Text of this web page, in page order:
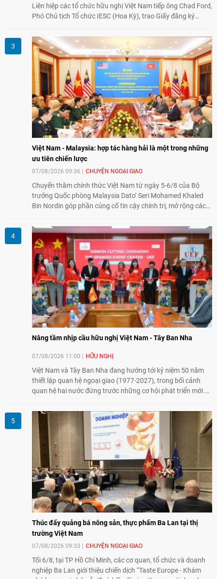
Liên hiệp các tổ chức hữu nghị Việt Nam tiếp ông Chad Ford,
Phó Chủ tịch Tổ chức IESC (Hoa Kỳ), trao Giấy đăng ký
đổi về định hướng triển khai Dự án "Mở rộng Thương mại
Nông nghiệp và An toàn thực phẩm Hoa Kỳ - Việt Nam",
hướng tới thúc đẩy chuyển đổi số, hiện đại hóa nông nghiệp
và mở rộng hợp tác phát triển giữa hai nước.
Việt Nam - Malaysia: hợp tác hàng hải là một trong những
ưu tiên chiến lược
07/08/2026 09:36 CHUYỆN NGOẠI GIAO
Chuyến thăm chính thức Việt Nam từ ngày 5-6/8 của Bộ
trưởng Quốc phòng Malaysia Dato’ Seri Mohamed Khaled
Bin Nordin góp phần củng cố tin cậy chính trị, mở rộng các
Malaysia theo hướng ngày càng thực chất.
Nâng tầm nhịp cầu hữu nghị Việt Nam - Tây Ban Nha
07/08/2026 11:00 HỮU NGHỊ
Việt Nam và Tây Ban Nha đang hướng tới kỷ niệm 50 năm
thiết lập quan hệ ngoại giao (1977-2027), trong bối cảnh
quan hệ hai nước đứng trước những cơ hội phát triển mới.
nhân dân có vai trò quan trọng trong việc củng cố nền tảng
xã hội, tăng cường hiểu biết, tin cậy và gắn bó giữa nhân
dân hai nước.
Thúc đẩy quảng bá nông sản, thực phẩm Ba Lan tại thị
trường Việt Nam
07/08/2026 09:33 CHUYỆN NGOẠI GIAO
Tối 6/8, tại TP Hồ Chí Minh, các cơ quan, tổ chức và doanh
nghiệp Ba Lan giới thiệu chiến dịch “Taste Europe - Khám